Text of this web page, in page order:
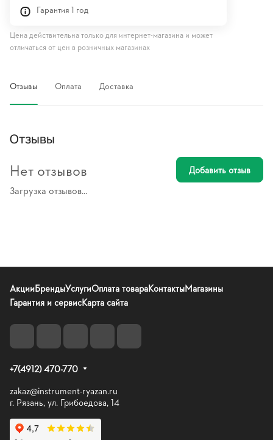
Гарантия 1 год
Цена действительна только для интернет-магазина и может
отличаться от цен в розничных магазинах
Отзывы Оплата Доставка
Отзывы
Загрузка отзывов...
Нет отзывов Добавить отзыв
АкцииБрендыУслугиОплата товараКонтактыМагазины
Гарантия и сервисКарта сайта
+7(4912) 470-770
zakaz@instrument-ryazan.ru
г. Рязань, ул. Грибоедова, 14